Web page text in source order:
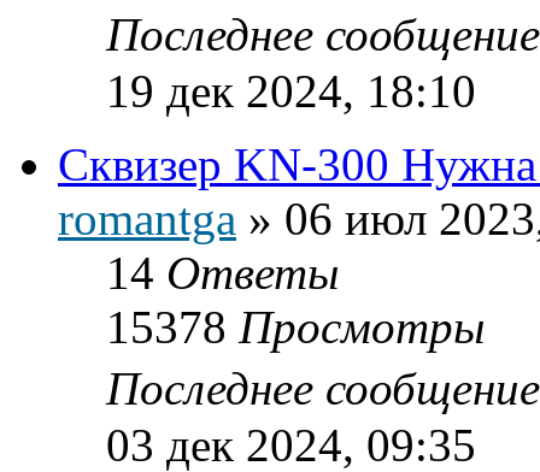
Последнее
19 дек 2024, 18:10
Сквизер KN-300
romantga » 06 июл
14 Ответы
15378 Просмотры
Последнее
03 дек 2024, 09:35